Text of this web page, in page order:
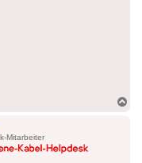
Mitarbeiter